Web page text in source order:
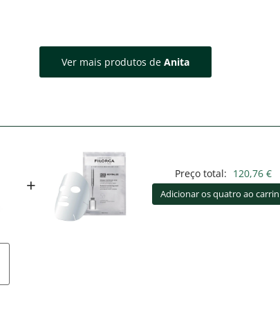
Ver mais produtos de Anita
+
Preço total: 120,76 €
Adicionar os quatro ao